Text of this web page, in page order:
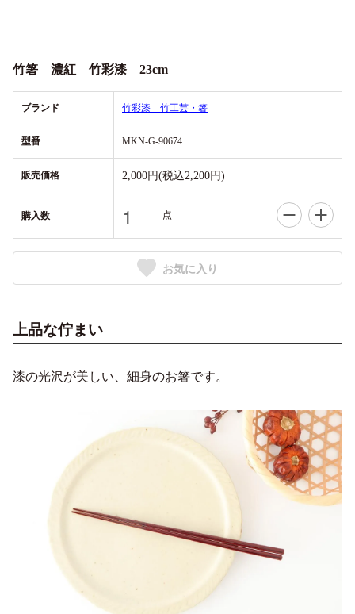
竹箸 濃紅 竹彩漆 23cm
ブランド 竹彩漆 竹工芸・箸
型番 MKN-G-90674
販売価格 2,000円(税込2,200円)
購入数 点
お気に入り
上品な佇まい
漆の光沢が美しい、細身のお箸です。